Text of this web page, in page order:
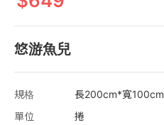
悠游魚兒
規格
長200cm*寬100cm
單位
捲